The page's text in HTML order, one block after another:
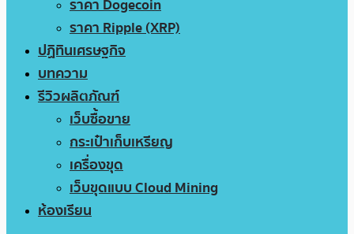
ราคา Dogecoin
ราคา Ripple (XRP)
ปฏิทินเศรษฐกิจ
บทความ
รีวิวผลิตภัณฑ์
เว็บซื้อขาย
กระเป๋าเก็บเหรียญ
เครื่องขุด
เว็บขุดแบบ Cloud Mining
ห้องเรียน